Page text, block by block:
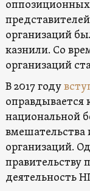
организаций
казнили. Со
организаций
В 2017 году
национальной
вмешательства
организаций.
правительству
деятельность